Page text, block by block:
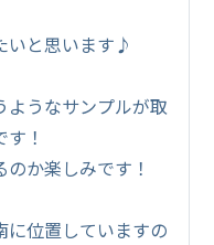
いと思います♪
ようなサンプルが取
！
か楽しみです！
に位置していますの